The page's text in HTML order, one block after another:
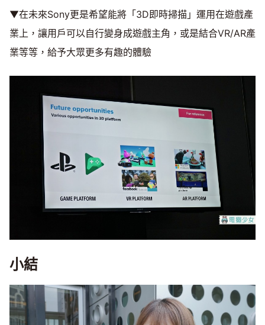
▼在未來Sony更是希望能將「3D即時掃描」運用在遊戲產
業上，讓用戶可以自行變身成遊戲主角，或是結合VR/AR產
業等等，給予大眾更多有趣的體驗
小結